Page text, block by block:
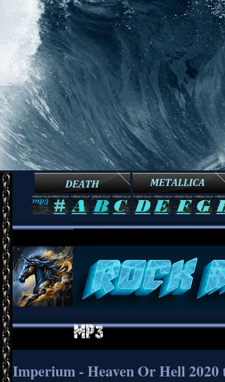
Imperium - Heaven Or Hell 2020